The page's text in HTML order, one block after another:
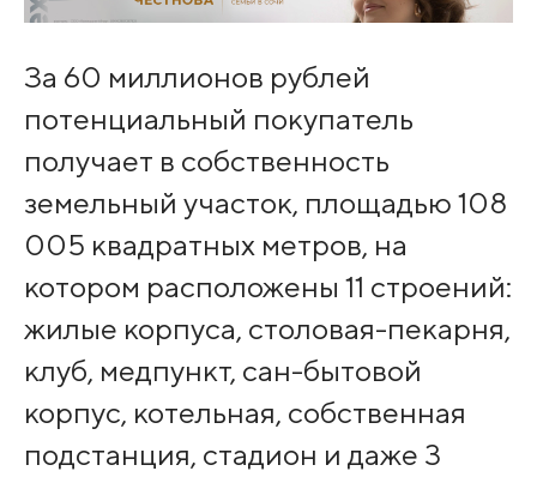
За 60 миллионов рублей
потенциальный покупатель
получает в собственность
земельный участок, площадью 108
005 квадратных метров, на
котором расположены 11 строений:
жилые корпуса, столовая-пекарня,
клуб, медпункт, сан-бытовой
корпус, котельная, собственная
подстанция, стадион и даже 3